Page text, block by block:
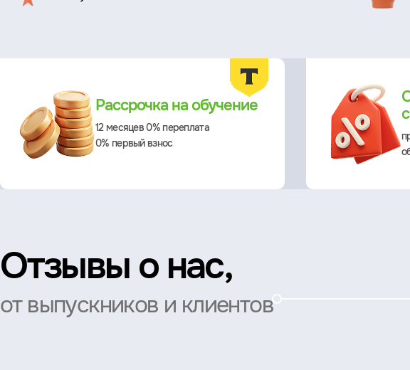
Рассрочка на обучение
12 месяцев 0% переплата
0% первый взнос
Отзывы о нас,
от выпускников и клиентов